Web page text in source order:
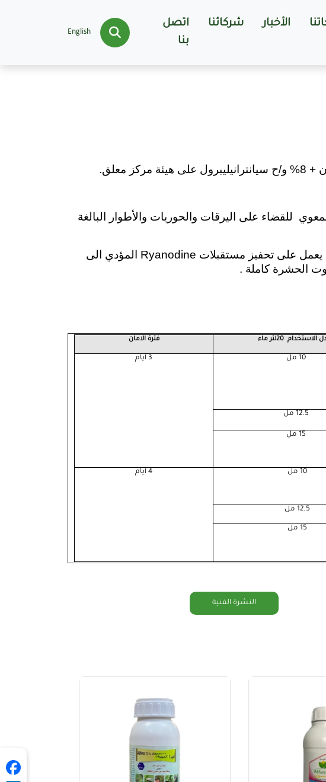
الأخبار شركائنا
اتصل
بنا
English
للقضاء على اليرقات والحوريات والأطوار البالغة
يعمل على تحفيز مستقبلات
Ryanodine المؤدي الى
الحشرة كاملة .
الاستخدام 20لتر ماء فترة الامان
10 مل 3 أيام
12.5 مل
15 مل
10 مل 4 أيام
12.5 مل
15 مل
النشرة الفنية